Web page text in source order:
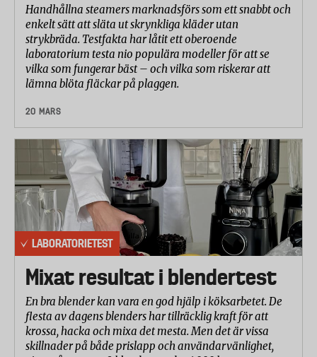
Handhållna steamers marknadsförs som ett snabbt och
enkelt sätt att släta ut skrynkliga kläder utan
strykbräda. Testfakta har låtit ett oberoende
laboratorium testa nio populära modeller för att se
vilka som fungerar bäst – och vilka som riskerar att
lämna blöta fläckar på plaggen.
20 MARS
LABORATORIETEST
Mixat resultat i blendertest
En bra blender kan vara en god hjälp i köksarbetet. De
flesta av dagens blenders har tillräcklig kraft för att
krossa, hacka och mixa det mesta. Men det är vissa
skillnader på både prislapp och användarvänlighet,